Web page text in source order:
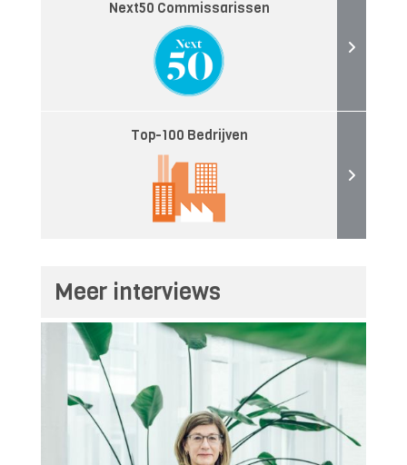
Next50 Commissarissen
Top-100 Bedrijven
Meer interviews